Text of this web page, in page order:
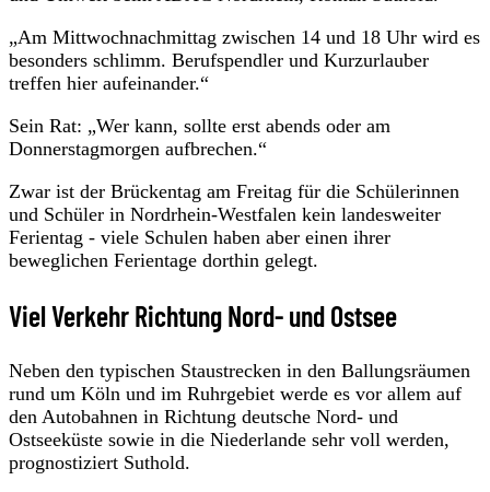
„Am Mittwochnachmittag zwischen 14 und 18 Uhr wird es
besonders schlimm. Berufspendler und Kurzurlauber
treffen hier aufeinander.“
Sein Rat: „Wer kann, sollte erst abends oder am
Donnerstagmorgen aufbrechen.“
Zwar ist der Brückentag am Freitag für die Schülerinnen
und Schüler in Nordrhein-Westfalen kein landesweiter
Ferientag - viele Schulen haben aber einen ihrer
beweglichen Ferientage dorthin gelegt.
Viel Verkehr Richtung Nord- und Ostsee
Neben den typischen Staustrecken in den Ballungsräumen
rund um Köln und im Ruhrgebiet werde es vor allem auf
den Autobahnen in Richtung deutsche Nord- und
Ostseeküste sowie in die Niederlande sehr voll werden,
prognostiziert Suthold.